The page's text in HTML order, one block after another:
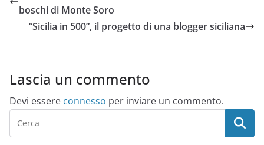
boschi di Monte Soro
“Sicilia in 500”, il progetto di una blogger siciliana
Lascia un commento
Devi essere connesso per inviare un commento.